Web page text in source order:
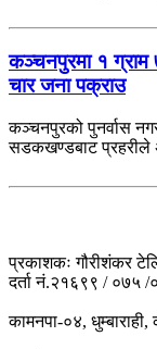
कञ्चनपुरमा १ ग्राम
चार जना पक्राउ
कञ्चनपुरको पुनर्वास
सडकखण्डबाट प्रहरीले
प्रकाशकः गौरीशंकर
दर्ता नं.२१६९९ / ०७५ /
कामनपा-०४, धुम्बाराही,